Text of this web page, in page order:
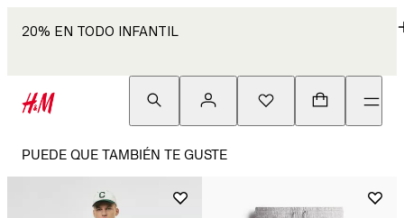
20% EN TODO INFANTIL
PUEDE QUE TAMBIÉN TE GUSTE